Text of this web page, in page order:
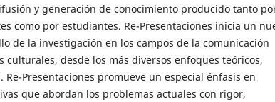
y generación de conocimiento producido tanto
como por estudiantes. Re-Presentaciones inicia un
de la investigación en los campos de la comunicación
culturales, desde los más diversos enfoques teóricos,
Presentaciones promueve un especial énfasis en
que abordan los problemas actuales con rigor,